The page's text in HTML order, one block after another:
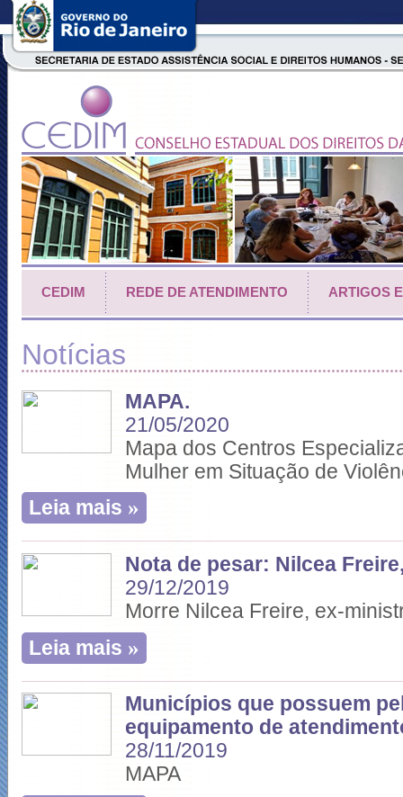
CEDIM REDE DE ATENDIMENTO ARTIGOS
Notícias
MAPA.
21/05/2020
Mapa dos Centros
Mulher em Situação de
Leia mais »
Nota de pesar: Nilcea
29/12/2019
Morre Nilcea Freire, ex-
Leia mais »
Municípios que possuem
equipamento de
28/11/2019
MAPA